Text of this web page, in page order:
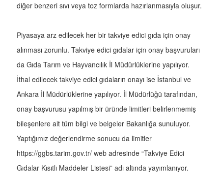
diğer benzeri sıvı veya toz formlarda hazırlanmasıyla oluşur.
Piyasaya arz edilecek her bir takviye edici gıda için onay
alınması zorunlu. Takviye edici gıdalar için onay başvuruları
da Gıda Tarım ve Hayvancılık İl Müdürlüklerine yapılıyor.
İthal edilecek takviye edici gıdaların onayı ise İstanbul ve
Ankara İl Müdürlüklerine yapılıyor. İl Müdürlüğü tarafından,
onay başvurusu yapılmış bir üründe limitleri belirlenmemiş
bileşenlere ait tüm bilgi ve belgeler Bakanlığa sunuluyor.
Yaptığımız değerlendirme sonucu da limitler
https://ggbs.tarim.gov.tr/ web adresinde “Takviye Edici
Gıdalar Kısıtlı Maddeler Listesi” adı altında yayımlanıyor.